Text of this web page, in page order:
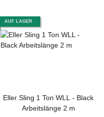
AUF LAGER
Eller Sling 1 Ton WLL - Black
Arbeitslänge 2 m